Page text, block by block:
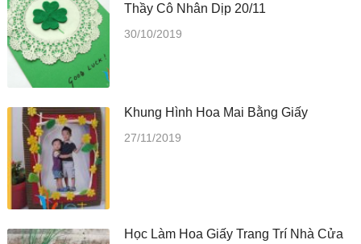
Thầy Cô Nhân Dịp 20/11
30/10/2019
Khung Hình Hoa Mai Bằng Giấy
27/11/2019
Học Làm Hoa Giấy Trang Trí Nhà Cửa